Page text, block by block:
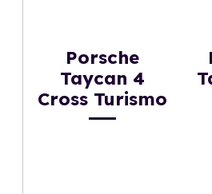
Porsche
Taycan 4
Cross Turismo